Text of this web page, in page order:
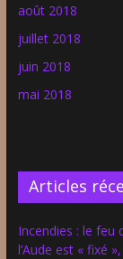
août 2018
juillet 2018
juin 2018
mai 2018
Articles
Incendies : le feu
l’Aude est « fixé